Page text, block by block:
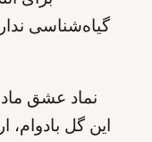
گیاه‌شناسی
این گل